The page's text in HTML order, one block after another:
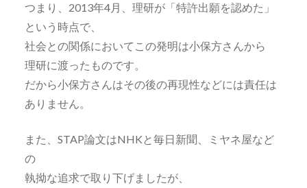
つまり、2013年4月、理研が「特許出願を認めた」
という時点で、
社会との関係においてこの発明は小保方さんから
理研に渡ったものです。
だから小保方さんはその後の再現性などには責任は
ありません。
また、STAP論文はNHKと毎日新聞、ミヤネ屋など
の
執拗な追求で取り下げましたが、